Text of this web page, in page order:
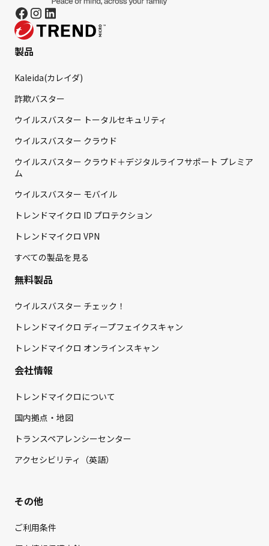
製品
Kaleida(カレイダ)
詐欺バスター
ウイルスバスター トータルセキュリティ
ウイルスバスター クラウド
ウイルスバスター クラウド＋デジタルライフサポート プレミア
ム
ウイルスバスター モバイル
トレンドマイクロ ID プロテクション
トレンドマイクロ VPN
すべての製品を見る
無料製品
ウイルスバスター チェック！
トレンドマイクロ ディープフェイクスキャン
トレンドマイクロ オンラインスキャン
会社情報
トレンドマイクロについて
国内拠点・地図
トランスペアレンシーセンター
アクセシビリティ（英語）
その他
ご利用条件